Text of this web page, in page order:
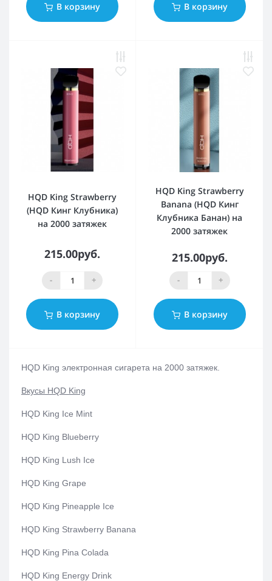
В корзину В корзину
HQD King Strawberry
(HQD Кинг Клубника)
на 2000 затяжек
215.00руб.
- +
В корзину
HQD King Strawberry
Banana (HQD Кинг
Клубника Банан) на
2000 затяжек
215.00руб.
- +
В корзину
HQD King электронная сигарета на 2000 затяжек.
Вкусы HQD King
HQD King Ice Mint
HQD King Blueberry
HQD King Lush Ice
HQD King Grape
HQD King Pineapple Ice
HQD King Strawberry Banana
HQD King Pina Colada
HQD King Energy Drink